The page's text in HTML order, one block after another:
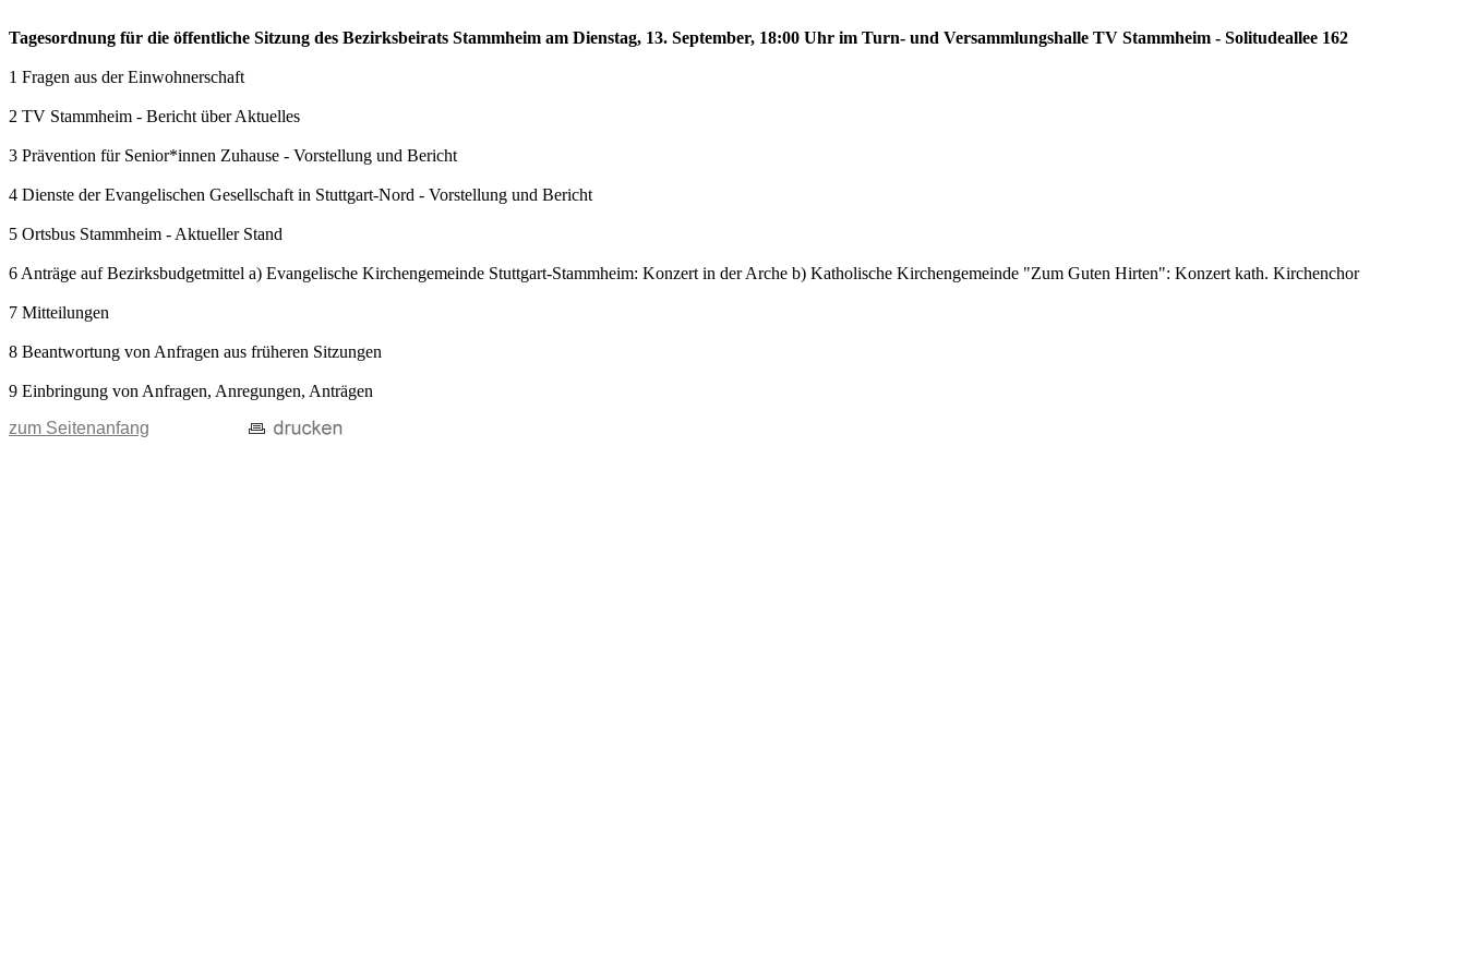
Tagesordnung für die öffentliche Sitzung des Bezirksbeirats Stammheim am Dienstag, 13. September, 18:00 Uhr im Turn- und Versammlungshalle TV Stammheim - Solitudeallee 162
1 Fragen aus der Einwohnerschaft
2 TV Stammheim - Bericht über Aktuelles
3 Prävention für Senior*innen Zuhause - Vorstellung und Bericht
4 Dienste der Evangelischen Gesellschaft in Stuttgart-Nord - Vorstellung und Bericht
5 Ortsbus Stammheim - Aktueller Stand
6 Anträge auf Bezirksbudgetmittel a) Evangelische Kirchengemeinde Stuttgart-Stammheim: Konzert in der Arche b) Katholische Kirchengemeinde "Zum Guten Hirten": Konzert kath. Kirchenchor
7 Mitteilungen
8 Beantwortung von Anfragen aus früheren Sitzungen
9 Einbringung von Anfragen, Anregungen, Anträgen
zum Seitenanfang